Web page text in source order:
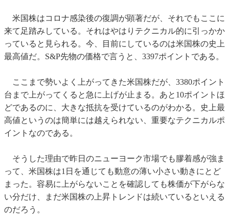
米国株はコロナ感染後の復調が顕著だが、それでもここに
来て足踏みしている。それはやはりテクニカル的に引っかか
っていると見られる。今、目前にしているのは米国株の史上
最高値だ。S&P先物の価格で言うと、3397ポイントである。
ここまで勢いよく上がってきた米国株だが、3380ポイント
台まで上がってくると急に上げが止まる。あと10ポイントほ
どであるのに、大きな抵抗を受けているのがわかる。史上最
高値というのは簡単には越えられない、重要なテクニカルポ
イントなのである。
そうした理由で昨日のニューヨーク市場でも膠着感が強ま
って、米国株は1日を通じても動意の薄い小さい動きにとど
まった。容易に上がらないことを確認しても株価が下がらな
い分だけ、まだ米国株の上昇トレンドは続いているといえる
のだろう。